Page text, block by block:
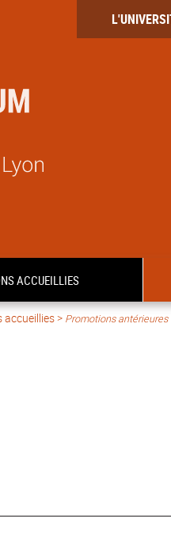
ACCUEILLIES
> Promotions antérieures